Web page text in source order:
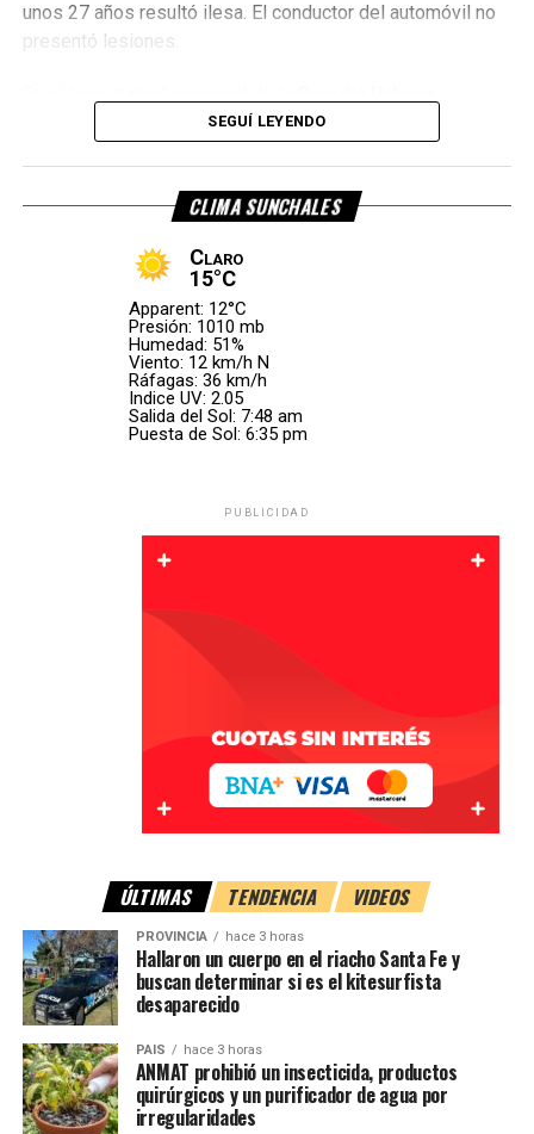
No hubo denuncias penales
decidió no presentar denuncia penalpor el hecho.
Por Móvil Quique
unos 27 años resultó ilesa. El conductor del automóvil no
presentó lesiones.
, el servicio de emergencias
determinar la mecánica del accidente.
SEGUÍ LEYENDO
CLIMA SUNCHALES
Claro
15°C
Apparent: 12°C
Presión: 1010 mb
Humedad: 51%
Viento: 12 km/h N
Ráfagas: 36 km/h
Indice UV: 2.05
Salida del Sol: 7:48 am
Puesta de Sol: 6:35 pm
PUBLICIDAD
ÚLTIMAS TENDENCIA VIDEOS
PROVINCIA hace 3 horas
Hallaron un cuerpo en el riacho Santa Fe y
buscan determinar si es el kitesurfista
desaparecido
PAIS hace 3 horas
ANMAT prohibió un insecticida, productos
quirúrgicos y un purificador de agua por
irregularidades